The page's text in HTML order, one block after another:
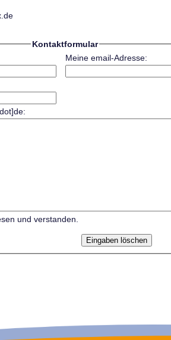
Kontaktformular
Meine email-Adresse:
und verstanden.